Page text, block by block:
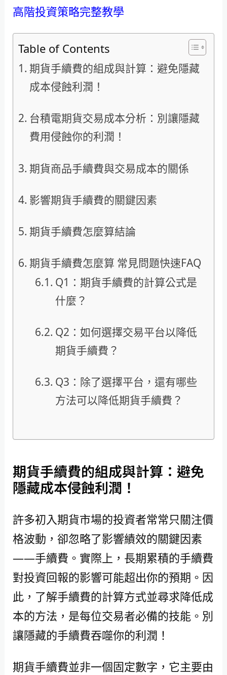
高階投資策略完整教學
Table of Contents
期貨手續費的組成與計算：避免隱藏
成本侵蝕利潤！
台積電期貨交易成本分析：別讓隱藏
費用侵蝕你的利潤！
期貨商品手續費與交易成本的關係
影響期貨手續費的關鍵因素
期貨手續費怎麼算結論
期貨手續費怎麼算 常見問題快速FAQ
Q1：期貨手續費的計算公式是
什麼？
Q2：如何選擇交易平台以降低
期貨手續費？
Q3：除了選擇平台，還有哪些
方法可以降低期貨手續費？
期貨手續費的組成與計算：避免
隱藏成本侵蝕利潤！
許多初入期貨市場的投資者常常只關注價
格波動，卻忽略了影響績效的關鍵因素
——手續費。實際上，長期累積的手續費
對投資回報的影響可能超出你的預期。因
此，了解手續費的計算方式並尋求降低成
本的方法，是每位交易者必備的技能。別
讓隱藏的手續費吞噬你的利潤！
期貨手續費並非一個固定數字，它主要由